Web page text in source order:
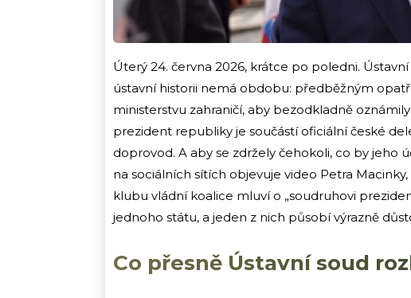
Úterý 24. června 2026, krátce po poledni.
ústavní historii nemá obdobu: předběžným
ministerstvu zahraničí, aby bezodkladně
prezident republiky je součástí oficiální české
doprovod. A aby se zdržely čehokoli, co by jeho
na sociálních sítích objevuje video Petra
klubu vládní koalice mluví o „soudruhovi
jednoho státu, a jeden z nich působí výrazně
Co přesně Ústavní soud